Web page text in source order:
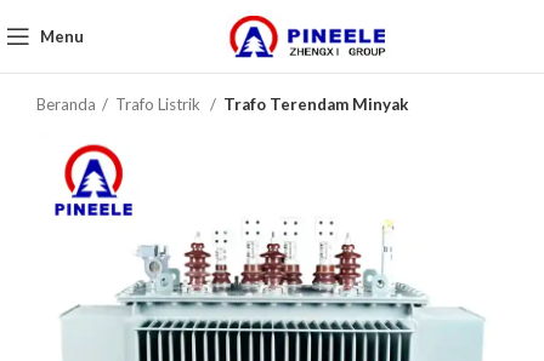
Menu
Beranda Trafo Listrik Trafo Terendam Minyak